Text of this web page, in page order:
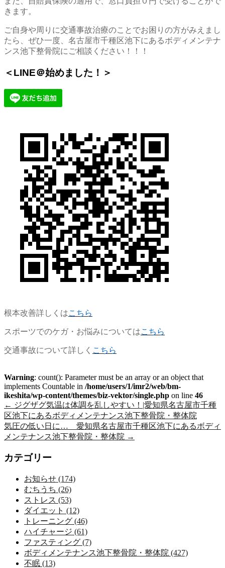
きます。
ご自身や周りに交通事故治療のことでお困りの方がみえまし
たら、ぜひ一度、名古屋市千種区池下にあるボディメンテナ
ンス池下整骨院にご相談ください！！！
＜LINE＠始めました！＞
根本改善詳しくはこちら
スポーツでのケガ・お悩みについてはこちら
交通事故について詳しく こちら
Warning: count(): Parameter must be an array or an object that
implements Countable in /home/users/1/imr2/web/bm-
ikeshita/wp-content/themes/biz-vektor/single.php on line 46
← ジグザグ気温は体調を乱しやすい！|愛知県名古屋市千種
区池下にあるボディメンテナンス池下整骨院・整体院
気圧の低い日に… 愛知県名古屋市千種区池下にあるボディ
メンテナンス池下整骨院・整体院 →
カテゴリー
お知らせ (174)
むちうち (26)
ストレス (53)
ダイエット (12)
トレーニング (46)
ハイチャージ (61)
ファスティング (7)
ボディメンテナンス池下整骨院・整体院 (427)
不眠 (13)